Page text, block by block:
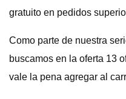
gratuito en pedidos
Como parte de nuestra
buscamos en la oferta 13
vale la pena agregar al